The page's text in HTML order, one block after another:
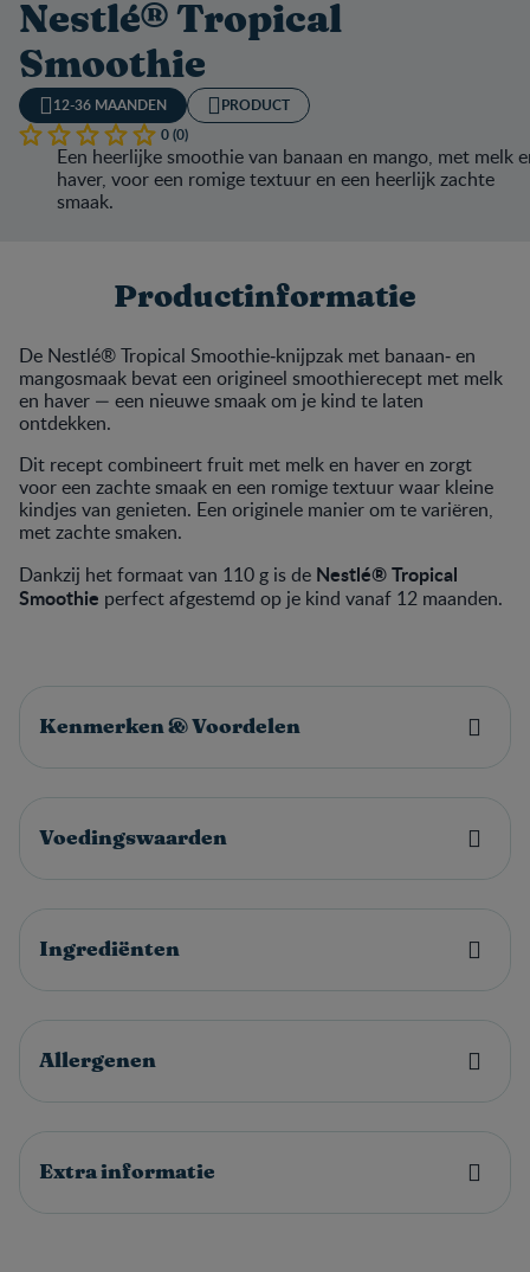
Nestlé® Tropical
Smoothie
12-36 MAANDEN
PRODUCT
0 (0)
Een heerlijke smoothie van banaan en mango, met melk
haver, voor een romige textuur en een heerlijk zachte
smaak.
Productinformatie
De Nestlé® Tropical Smoothie‑knijpzak met banaan‑ en
mangosmaak bevat een origineel smoothierecept met melk
en haver — een nieuwe smaak om je kind te laten
ontdekken.
Dit recept combineert fruit met melk en haver en zorgt
voor een zachte smaak en een romige textuur waar kleine
kindjes van genieten. Een originele manier om te variëren,
met zachte smaken.
Dankzij het formaat van 110 g is de Nestlé® Tropical
Smoothie perfect afgestemd op je kind vanaf 12 maanden.
Kenmerken & Voordelen
Voedingswaarden
Ingrediënten
Allergenen
Extra informatie